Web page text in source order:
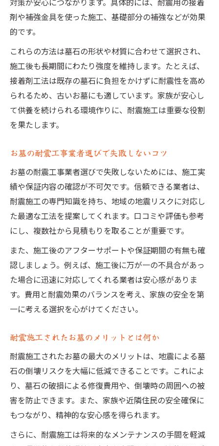
剤や補強金具を使った施工、基礎部分の補強などが効果
的です。
これらの方法は墓石の形状や材質に合わせて選択され、
施工後も長期間にわたり強度を維持します。たとえば、
接着剤工法は既存の墓石に負担をかけずに耐震性を高め
られるため、古いお墓にも適しています。家族が安心し
て供養を続けられる環境作りに、耐震施工は重要な役割
を果たします。
お墓の耐震工事業者選びで失敗しないコツ
お墓の耐震工事業者選びで失敗しないためには、施工実
績や保証内容の確認が不可欠です。信頼できる業者は、
耐震施工の専門知識を持ち、地域の地震リスクに対応し
た最適な工法を提案してくれます。口コミや評価も参考
にし、複数社から見積もりを取ることが重要です。
また、施工後のアフターサポートや保証期間の有無も確
認しましょう。例えば、施工後に万が一の不具合があっ
た場合に迅速に対応してくれる業者は安心感がありま
す。費用と耐震効果のバランスを考え、家族の安全を第
一に考える選択を心がけてください。
耐震施工されたお墓のメリットとは何か
耐震施工されたお墓の最大のメリットは、地震による墓
石の倒壊リスクを大幅に低減できることです。これによ
り、墓石の破損による修復費用や、倒壊時の周囲への被
害を防止できます。また、家族や近隣住民の安全確保に
もつながり、精神的な安心感を得られます。
さらに、耐震施工は将来的なメンテナンスの手間を軽減